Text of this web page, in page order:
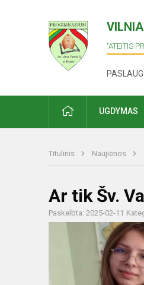
"ATEITIS
PRADŽIAUGDYMAS
Titulinis Naujienos
Ar tik Šv.
Paskelbta: 2025-02-11